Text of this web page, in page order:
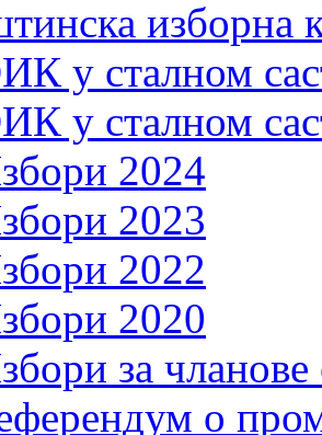
изборна
у сталном
у сталном
2024
2023
2022
2020
за
о